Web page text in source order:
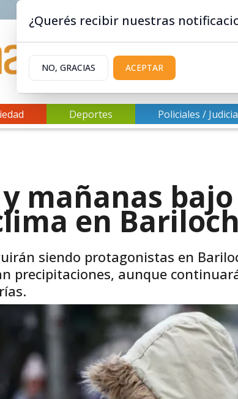
Deportes Policiales /
mañanas
en
siendo protagonistas en
precipitaciones, aunque
¿Querés recibir nuestras
NO, GRACIAS ACEPTAR